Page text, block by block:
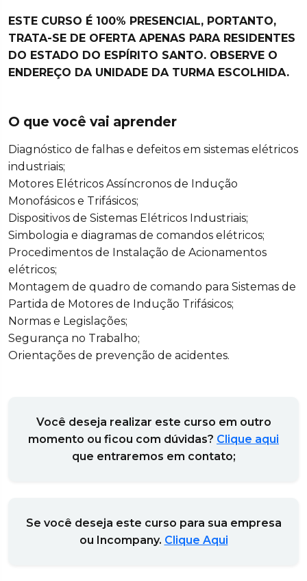
ESTE CURSO É 100% PRESENCIAL, PORTANTO,
TRATA-SE DE OFERTA APENAS PARA RESIDENTES
DO ESTADO DO ESPÍRITO SANTO. OBSERVE O
ENDEREÇO DA UNIDADE DA TURMA ESCOLHIDA.
O que você vai aprender
Diagnóstico de falhas e defeitos em sistemas elétricos
industriais;
Motores Elétricos Assíncronos de Indução
Monofásicos e Trifásicos;
Dispositivos de Sistemas Elétricos Industriais;
Simbologia e diagramas de comandos elétricos;
Procedimentos de Instalação de Acionamentos
elétricos;
Montagem de quadro de comando para Sistemas de
Partida de Motores de Indução Trifásicos;
Normas e Legislações;
Segurança no Trabalho;
Orientações de prevenção de acidentes.
Você deseja realizar este curso em outro
momento ou ficou com dúvidas? Clique aqui
que entraremos em contato;
Se você deseja este curso para sua empresa
ou Incompany. Clique Aqui